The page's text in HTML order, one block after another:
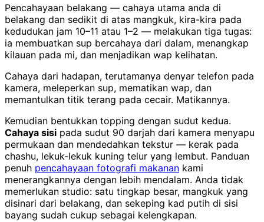
Pencahayaan belakang — cahaya utama anda di
belakang dan sedikit di atas mangkuk, kira-kira pada
kedudukan jam 10–11 atau 1–2 — melakukan tiga tugas:
ia membuatkan sup bercahaya dari dalam, menangkap
kilauan pada mi, dan menjadikan wap kelihatan.
Cahaya dari hadapan, terutamanya denyar telefon pada
kamera, meleperkan sup, mematikan wap, dan
memantulkan titik terang pada cecair. Matikannya.
Kemudian bentukkan topping dengan sudut kedua.
Cahaya sisi pada sudut 90 darjah dari kamera menyapu
permukaan dan mendedahkan tekstur — kerak pada
chashu, lekuk-lekuk kuning telur yang lembut. Panduan
penuh pencahayaan fotografi makanan kami
menerangkannya dengan lebih mendalam. Anda tidak
memerlukan studio: satu tingkap besar, mangkuk yang
disinari dari belakang, dan sekeping kad putih di sisi
bayang sudah cukup sebagai kelengkapan.